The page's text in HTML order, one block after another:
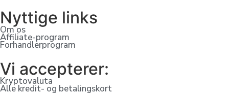
Nyttige links
Om os
Affiliate-program
Forhandlerprogram
Vi accepterer:
Kryptovaluta
Alle kredit- og betalingskort